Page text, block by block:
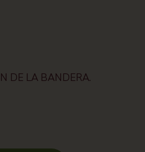
DE LA BANDERA.